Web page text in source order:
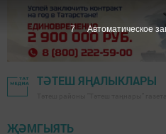
ТӘТЕШ ЯҢАЛЫКЛАРЫ
ҖӘМГЫЯТЬ
6 Автоматическое